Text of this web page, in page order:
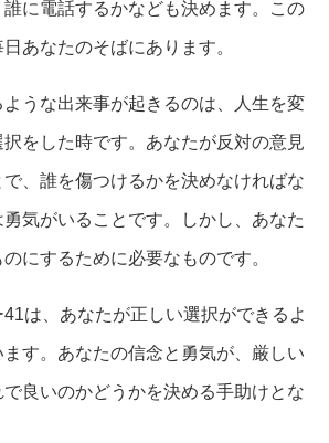
誰に電話するかなども決めます。この
あなたのそばにあります。
ような出来事が起きるのは、人生を変
をした時です。あなたが反対の意見
、誰を傷つけるかを決めなければな
気がいることです。しかし、あなた
にするために必要なものです。
は、あなたが正しい選択ができるよ
す。あなたの信念と勇気が、厳しい
良いのかどうかを決める手助けとな